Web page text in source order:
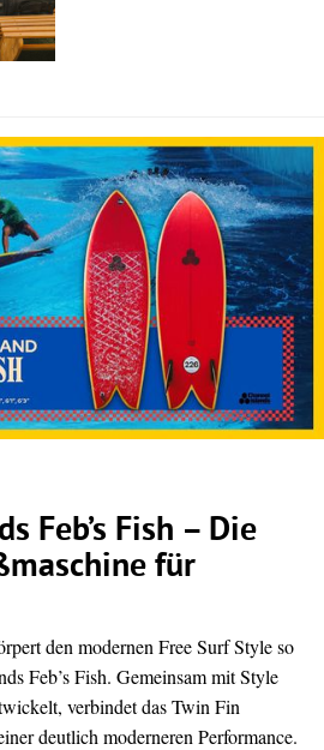
Feb’s Fish – Die
für
den modernen Free Surf Style so
Feb’s Fish. Gemeinsam mit Style
verbindet das Twin Fin
deutlich moderneren Performance.